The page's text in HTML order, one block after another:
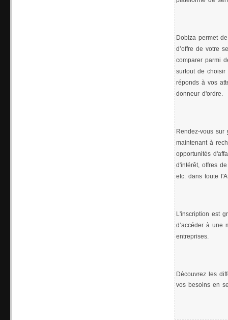
Dobiza permet
d’offre de votre
comparer parmi
surtout de
réponds à vos
donneur d'ordre.
Rendez-vous sur
maintenant à
opportunités
d'intérêt, offres
etc. dans toute
L'inscription est
d’accéder à une
entreprises.
Découvrez les
vos besoins en